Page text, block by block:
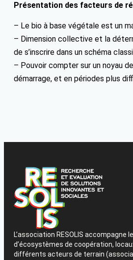
Présentation des facteurs de
– Le bio à base végétale est un
– Dimension collective et la
de s’inscrire dans un schéma
– Pouvoir compter sur un noyau
démarrage, et en périodes plus
L’association RESOLIS accompagne
d’écosystèmes de coopération,
différents acteurs de terrain